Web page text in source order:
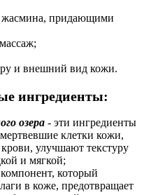
жасмина, придающими
и внешний вид кожи.
ингредиенты:
озера - эти ингредиенты
клетки кожи,
улучшают текстуру
и мягкой;
который
в коже, предотвращает